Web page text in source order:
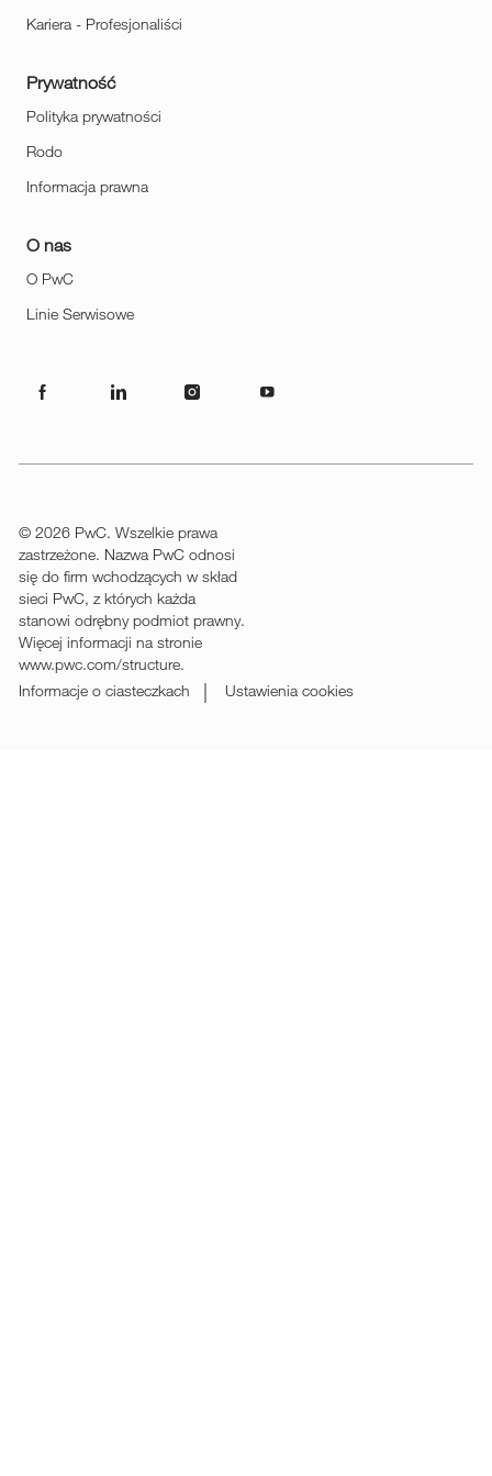
Kariera - Profesjonaliści
Prywatność
Polityka prywatności
Rodo
Informacja prawna
O nas
O PwC
Linie Serwisowe
follow
© 2026 PwC. Wszelkie prawa
zastrzeżone. Nazwa PwC odnosi
się do firm wchodzących w skład
sieci PwC, z których każda
stanowi odrębny podmiot prawny.
Więcej informacji na stronie
www.pwc.com/structure.
Informacje o ciasteczkach
Ustawienia cookies